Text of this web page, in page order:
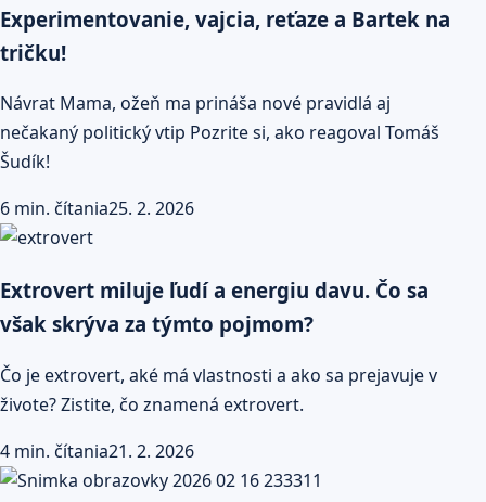
Experimentovanie, vajcia, reťaze a Bartek na
tričku!
Návrat Mama, ožeň ma prináša nové pravidlá aj
nečakaný politický vtip Pozrite si, ako reagoval Tomáš
Šudík!
6 min. čítania25. 2. 2026
Extrovert miluje ľudí a energiu davu. Čo sa
však skrýva za týmto pojmom?
Čo je extrovert, aké má vlastnosti a ako sa prejavuje v
živote? Zistite, čo znamená extrovert.
4 min. čítania21. 2. 2026